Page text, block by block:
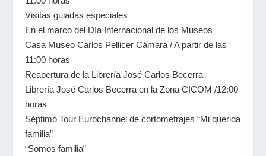
Visitas guiadas especiales
En el marco del Día Internacional de los Museos
Casa Museo Carlos Pellicer Cámara / A partir de las
11:00 horas
Reapertura de la Librería José Carlos Becerra
Librería José Carlos Becerra en la Zona CICOM /12:00
horas
Séptimo Tour Eurochannel de cortometrajes “Mi querida
familia”
“Somos familia”